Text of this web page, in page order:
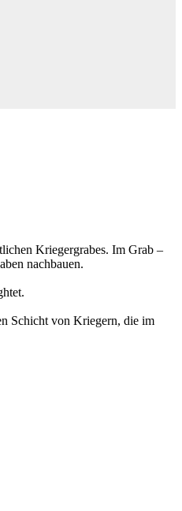
Kriegergrabes. Im Grab –
nachbauen.
Schicht von Kriegern, die im